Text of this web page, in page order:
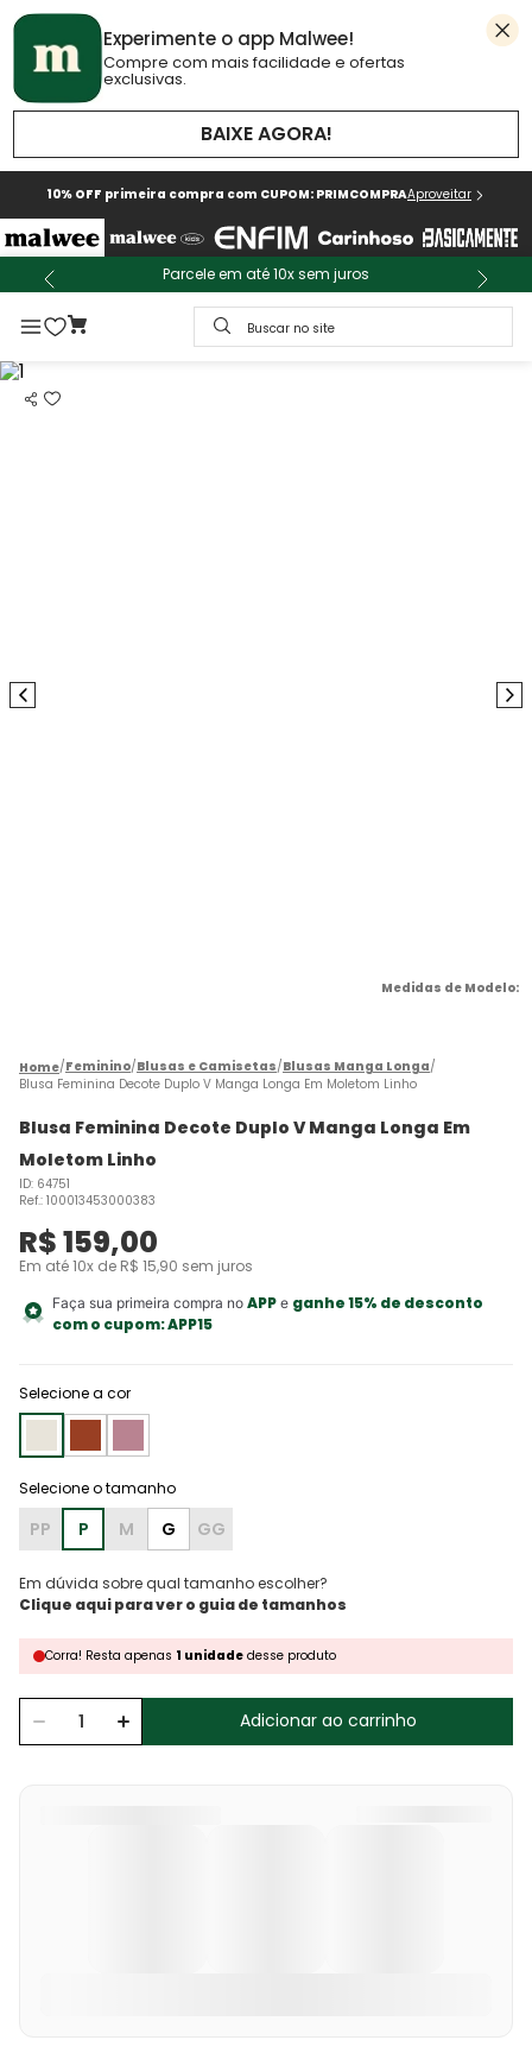
Experimente o app Malwee!
Compre com mais facilidade e ofertas
exclusivas.
BAIXE AGORA!
10% OFF primeira compra com CUPOM: PRIMCOMPRAAproveitar
Parcele em até 10x sem juros
Buscar no site
Feminino Blusas e Camisetas Blusas Manga Longa
Blusa Feminina Decote Duplo V Manga Longa Em Moletom Linho
Blusa Feminina Decote Duplo V Manga Longa Em
Moletom Linho
ID: 64751
Ref.: 100013453000383
R$159,00
Em até10x de R$ 15,90 sem juros
Faça sua primeira compra no APPe ganhe 15% de desconto
com o cupom:APP15
Selecione a cor
PP P M G GG
Em dúvida sobre qual tamanho escolher?
Corra! Resta apenas 1 unidade desse produto
Adicionar ao carrinho